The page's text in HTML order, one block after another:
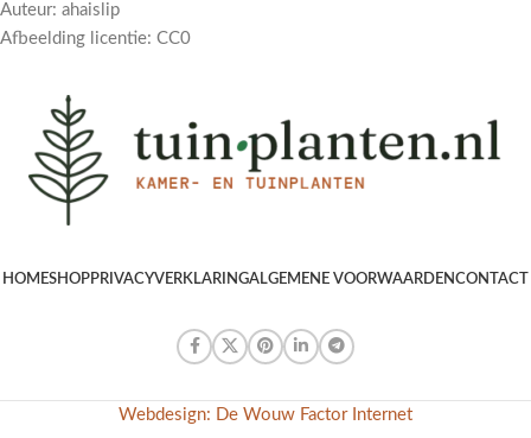
Auteur: ahaislip
Afbeelding licentie: CC0
HOMESHOPPRIVACYVERKLARINGALGEMENE VOORWAARDENCONTACT
Webdesign: De Wouw Factor Internet